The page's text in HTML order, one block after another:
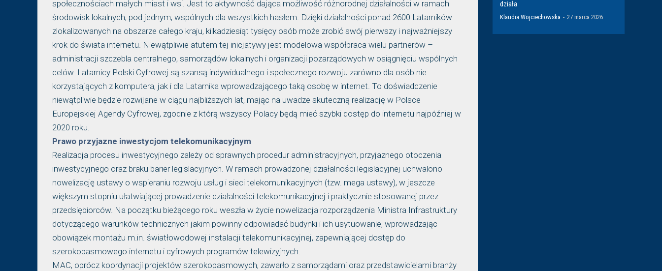
społecznościach małych miast i wsi. Jest to aktywność dająca możliwość różnorodnej działalności w ramach
środowisk lokalnych, pod jednym, wspólnych dla wszystkich hasłem. Dzięki działalności ponad 2600 Latarników
zlokalizowanych na obszarze całego kraju, kilkadziesiąt tysięcy osób może zrobić swój pierwszy i najważniejszy
krok do świata internetu. Niewątpliwie atutem tej inicjatywy jest modelowa współpraca wielu partnerów –
administracji szczebla centralnego, samorządów lokalnych i organizacji pozarządowych w osiągnięciu wspólnych
celów. Latarnicy Polski Cyfrowej są szansą indywidualnego i społecznego rozwoju zarówno dla osób nie
korzystających z komputera, jak i dla Latarnika wprowadzającego taką osobę w internet. To doświadczenie
niewątpliwie będzie rozwijane w ciągu najbliższych lat, mając na uwadze skuteczną realizację w Polsce
Europejskiej Agendy Cyfrowej, zgodnie z którą wszyscy Polacy będą mieć szybki dostęp do internetu najpóźniej w
2020 roku.
Prawo przyjazne inwestycjom telekomunikacyjnym
Realizacja procesu inwestycyjnego zależy od sprawnych procedur administracyjnych, przyjaznego otoczenia
inwestycyjnego oraz braku barier legislacyjnych. W ramach prowadzonej działalności legislacyjnej uchwalono
nowelizację ustawy o wspieraniu rozwoju usług i sieci telekomunikacyjnych (tzw. mega ustawy), w jeszcze
większym stopniu ułatwiającej prowadzenie działalności telekomunikacyjnej i praktycznie stosowanej przez
przedsiębiorców. Na początku bieżącego roku weszła w życie nowelizacja rozporządzenia Ministra Infrastruktury
dotyczącego warunków technicznych jakim powinny odpowiadać budynki i ich usytuowanie, wprowadzając
obowiązek montażu m.in. światłowodowej instalacji telekomunikacyjnej, zapewniającej dostęp do
szerokopasmowego internetu i cyfrowych programów telewizyjnych.
MAC, oprócz koordynacji projektów szerokopasmowych, zawarło z samorządami oraz przedstawicielami branży
działa
Klaudia Wojciechowska - 27 marca 2026